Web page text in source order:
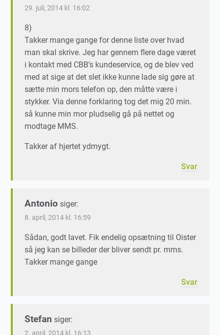
29. juli, 2014 kl. 16:02
8)
Takker mange gange for denne liste over hvad
man skal skrive. Jeg har gennem flere dage været
i kontakt med CBB’s kundeservice, og de blev ved
med at sige at det slet ikke kunne lade sig gøre at
sætte min mors telefon op, den måtte være i
stykker. Via denne forklaring tog det mig 20 min.
så kunne min mor pludselig gå på nettet og
modtage MMS.
Takker af hjertet ydmygt.
Svar
Antonio siger:
8. april, 2014 kl. 16:59
Sådan, godt lavet. Fik endelig opsætning til Oister
så jeg kan se billeder der bliver sendt pr. mms.
Takker mange gange
Svar
Stefan siger:
2. april, 2014 kl. 16:13